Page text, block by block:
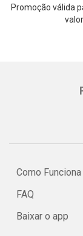
Promoção válida
Como Funciona
FAQ
Baixar o app